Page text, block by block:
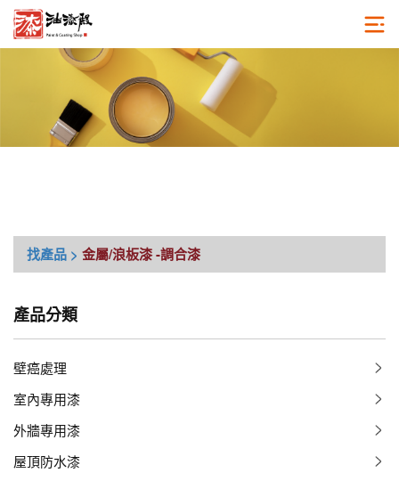
找產品 > 金屬/浪板漆-調合漆
產品分類
壁癌處理
室內專用漆
外牆專用漆
屋頂防水漆